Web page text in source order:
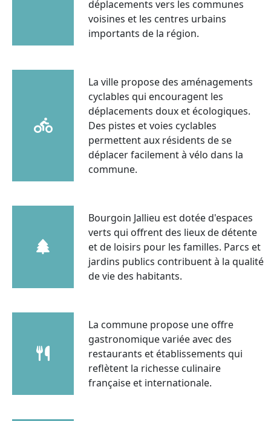
déplacements vers les communes
voisines et les centres urbains
importants de la région.
La ville propose des aménagements
cyclables qui encouragent les
déplacements doux et écologiques.
Des pistes et voies cyclables
permettent aux résidents de se
déplacer facilement à vélo dans la
commune.
Bourgoin Jallieu est dotée d'espaces
verts qui offrent des lieux de détente
et de loisirs pour les familles. Parcs et
jardins publics contribuent à la qualité
de vie des habitants.
La commune propose une offre
gastronomique variée avec des
restaurants et établissements qui
reflètent la richesse culinaire
française et internationale.